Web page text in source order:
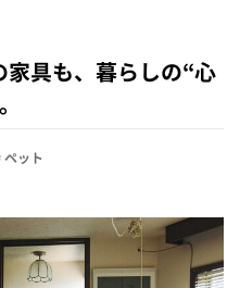
具も、暮らしの“心
ペット